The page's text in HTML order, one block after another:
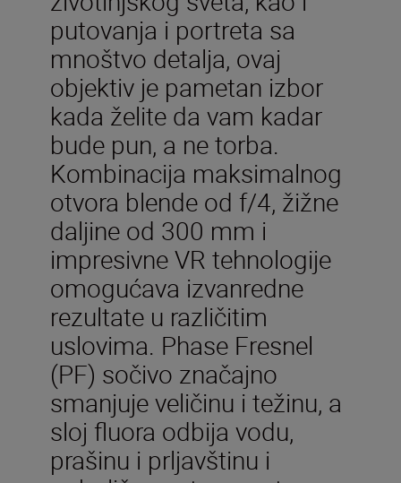
putovanja i portreta sa
mnoštvo detalja, ovaj
objektiv je pametan izbor
kada želite da vam kadar
bude pun, a ne torba.
Kombinacija maksimalnog
otvora blende od f/4, žižne
daljine od 300 mm i
impresivne VR tehnologije
omogućava izvanredne
rezultate u različitim
uslovima. Phase Fresnel
(PF) sočivo značajno
smanjuje veličinu i težinu, a
sloj fluora odbija vodu,
prašinu i prljavštinu i